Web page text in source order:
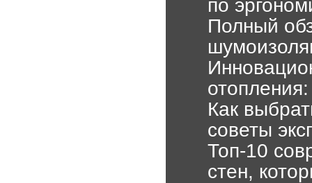
по
Полный
Как
советы
Топ-10
стен,